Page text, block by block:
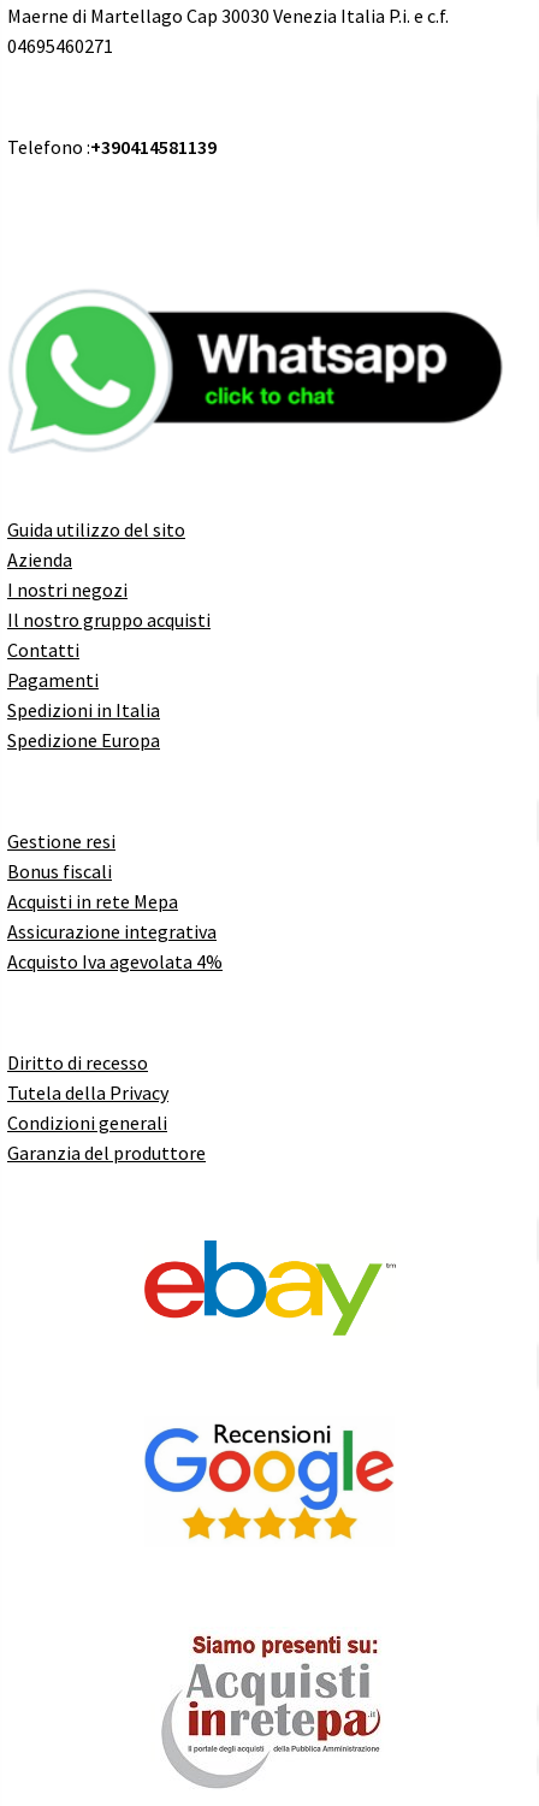
Maerne di Martellago Cap 30030 Venezia Italia P.i. e c.f.
04695460271
Telefono :+390414581139
Guida utilizzo del sito
Azienda
I nostri negozi
Il nostro gruppo acquisti
Contatti
Pagamenti
Spedizioni in Italia
Spedizione Europa
Gestione resi
Bonus fiscali
Acquisti in rete Mepa
Assicurazione integrativa
Acquisto Iva agevolata 4%
Diritto di recesso
Tutela della Privacy
Condizioni generali
Garanzia del produttore